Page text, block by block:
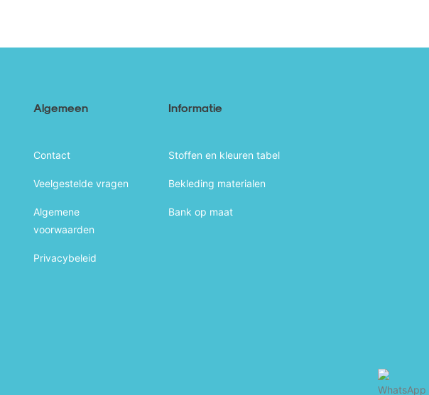
Algemeen
Contact
Veelgestelde vragen
Algemene
voorwaarden
Privacybeleid
Informatie
Stoffen en kleuren tabel
Bekleding materialen
Bank op maat